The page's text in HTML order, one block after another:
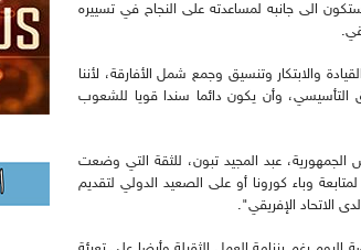
الى جانبه لمساعدته على النجاح في تسييره
والابتكار وتنسيق وجمع شمل الأفارقة، لأننا
التأسيسي، وأن يكون دائما سندا قويا للشعوب
الجمهورية، عبد المجيد تبون، للثقة التي وضعت
وباء كورونا أو على الصعيد الدولي لتقديم
الاتحاد الإفريقي".